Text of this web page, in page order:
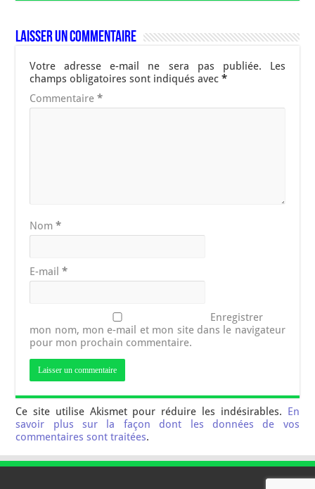
Laisser un commentaire
Votre adresse e-mail ne sera pas publiée.
Les
champs obligatoires sont indiqués avec*
Commentaire*
Nom*
E-mail*
Enregistrer
mon nom, mon e-mail et mon site dans le navigateur
pour mon prochain commentaire.
Ce site utilise Akismet pour réduire les indésirables. En
savoir plus sur la façon dont les données de vos
commentaires sont traitées.